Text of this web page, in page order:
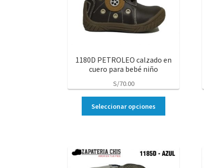
1180D PETROLEO calzado en
cuero para bebé niño
S/70.00
Seleccionar opciones